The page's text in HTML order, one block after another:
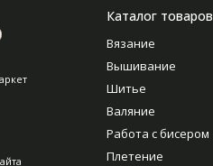
Каталог товаров
Вязание
Вышивание
Шитье
Валяние
Работа с бисером
Плетение